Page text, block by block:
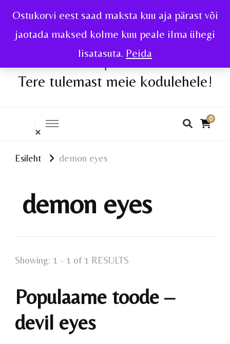
Ostukorvi eest saad maksta kuu aja pärast või
jaotada maksed kolme kuu peale ilma ühegi
lisatasuta. Peida
Tere tulemast meie kodulehele!
0
Esileht demon eyes
demon eyes
Showing: 1 - 1 of 1 RESULTS
Populaarne toode –
devil eyes